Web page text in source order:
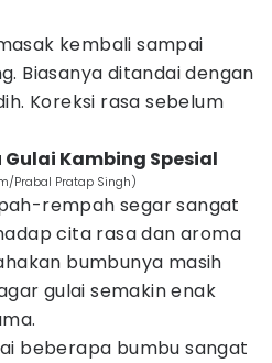
kembali sampai
Biasanya ditandai dengan
Koreksi rasa sebelum
Kambing Spesial
Prabal Pratap Singh)
rempah segar sangat
cita rasa dan aroma
bumbunya masih
gulai semakin enak
beberapa bumbu sangat